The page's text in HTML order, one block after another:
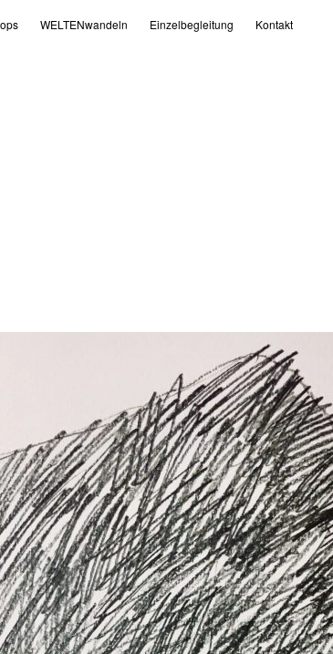
WELTENwandeln Einzelbegleitung Kontakt